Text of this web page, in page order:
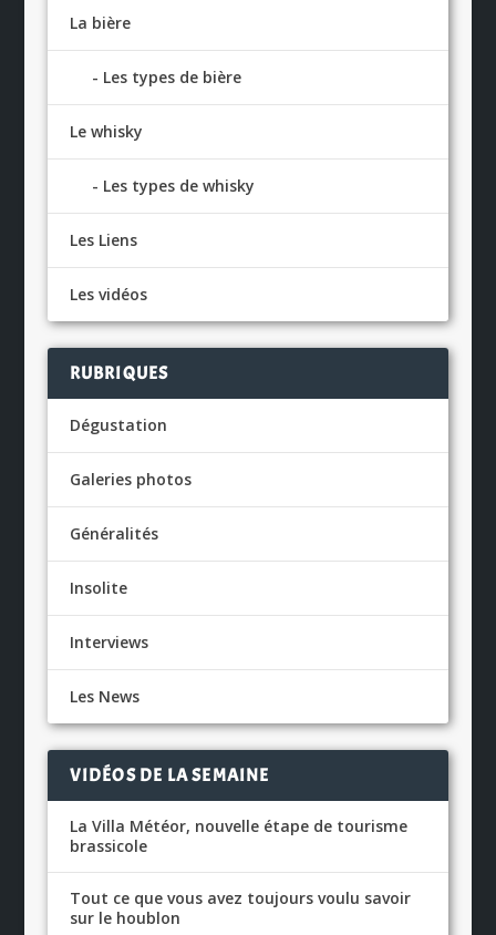
La bière
Les types de bière
Le whisky
Les types de whisky
Les Liens
Les vidéos
RUBRIQUES
Dégustation
Galeries photos
Généralités
Insolite
Interviews
Les News
VIDÉOS DE LA SEMAINE
La Villa Météor, nouvelle étape de tourisme
brassicole
Tout ce que vous avez toujours voulu savoir
sur le houblon